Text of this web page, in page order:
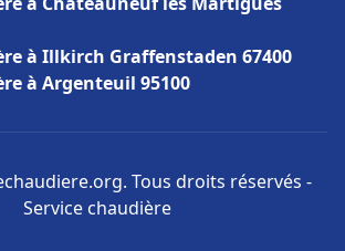
à Illkirch Graffenstaden 67400
à Argenteuil 95100
Tous droits réservés -
Service chaudière